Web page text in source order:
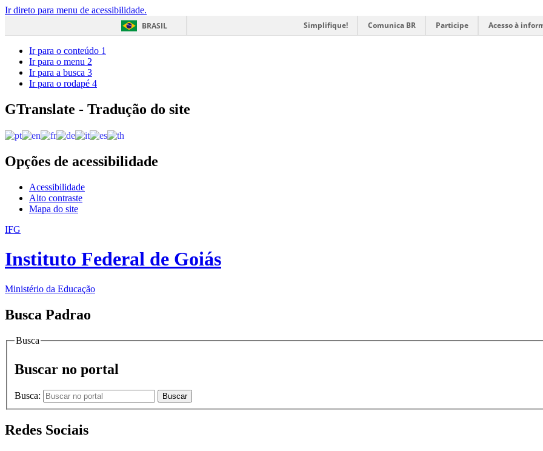
Ir direto para menu de acessibilidade.
BRASIL
Simplifique! Comunica BR Participe Acesso à
Ir para o conteúdo 1
Ir para o menu 2
Ir para a busca 3
Ir para o rodapé 4
GTranslate - Tradução do site
Opções de acessibilidade
Acessibilidade
Alto contraste
Mapa do site
IFG
Instituto Federal de Goiás
Ministério da Educação
Busca Padrao
Busca
Buscar no portal
Busca: Buscar
Redes Sociais